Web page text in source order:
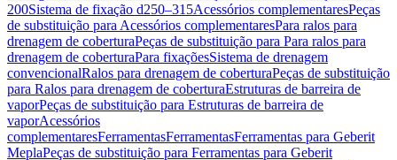
200Sistema de fixação d250–315Acessórios complementaresPeças
de substituição para Acessórios complementaresPara ralos para
drenagem de coberturaPeças de substituição para Para ralos para
drenagem de coberturaPara fixaçõesSistema de drenagem
convencionalRalos para drenagem de coberturaPeças de substituição
para Ralos para drenagem de coberturaEstruturas de barreira de
vaporPeças de substituição para Estruturas de barreira de
vaporAcessórios
complementaresFerramentasFerramentasFerramentas para Geberit
MeplaPeças de substituição para Ferramentas para Geberit